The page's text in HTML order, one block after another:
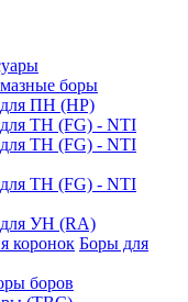
боры
ПН (HP)
ТН (FG) - NTI
ТН (FG) - NTI
ТН (FG) - NTI
УН (RA)
Боры для
боров